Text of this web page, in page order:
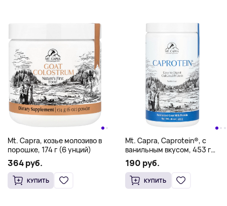
Mt. Capra, козье молозиво в
порошке, 174 г (6 унций)
364 руб.
КУПИТЬ
Mt. Capra, Caprotein®, с
ванильным вкусом, 453 г
(16 унций)
190 руб.
КУПИТЬ